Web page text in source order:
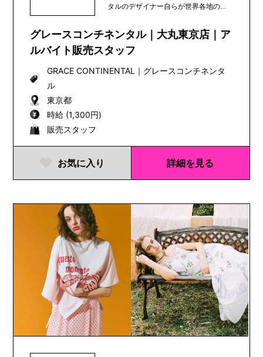
タルのデザイナー自らが世界各地の素
グレースコンチネンタル｜大丸東京店｜ア
ルバイト販売スタッフ
GRACE CONTINENTAL ｜ グレースコンチネンタ
ル
東京都
時給 (1,300円)
販売スタッフ
お気に入り 詳細を見る